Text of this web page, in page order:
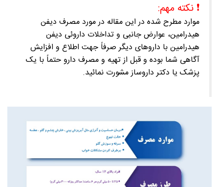
❗️ نکته مهم:
موارد مطرح شده در این مقاله در مورد مصرف دیفن
هیدرامین، عوارض جانبی و تداخلات داروئی دیفن
هیدرامین با داروهای دیگر صرفاً جهت اطلاع و افزایش
آگاهی شما بوده و قبل از تهیه و مصرف دارو حتماً با یک
پزشک یا دکتر داروساز مشورت نمائید.